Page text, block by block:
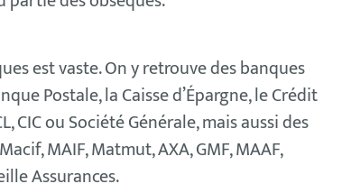
est vaste. On y retrouve des banques
Postale, la Caisse d’Épargne, le Crédit
CIC ou Société Générale, mais aussi des
MAIF, Matmut, AXA, GMF, MAAF,
Assurances.